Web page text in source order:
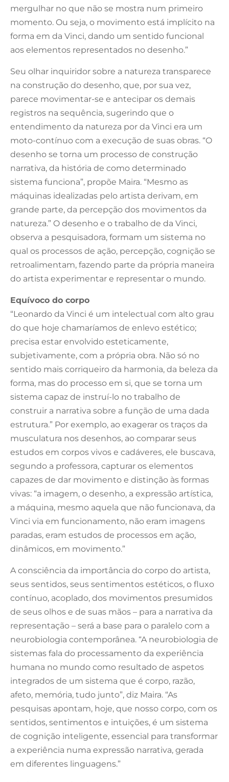
mergulhar no que não se mostra num primeiro
momento. Ou seja, o movimento está implícito na
forma em da Vinci, dando um sentido funcional
aos elementos representados no desenho.”
Seu olhar inquiridor sobre a natureza transparece
na construção do desenho, que, por sua vez,
parece movimentar-se e antecipar os demais
registros na sequência, sugerindo que o
entendimento da natureza por da Vinci era um
moto-contínuo com a execução de suas obras. “O
desenho se torna um processo de construção
narrativa, da história de como determinado
sistema funciona”, propõe Maira. “Mesmo as
máquinas idealizadas pelo artista derivam, em
grande parte, da percepção dos movimentos da
natureza.” O desenho e o trabalho de da Vinci,
observa a pesquisadora, formam um sistema no
qual os processos de ação, percepção, cognição se
retroalimentam, fazendo parte da própria maneira
do artista experimentar e representar o mundo.
Equívoco do corpo
“Leonardo da Vinci é um intelectual com alto grau
do que hoje chamaríamos de enlevo estético;
precisa estar envolvido esteticamente,
subjetivamente, com a própria obra. Não só no
sentido mais corriqueiro da harmonia, da beleza da
forma, mas do processo em si, que se torna um
sistema capaz de instruí-lo no trabalho de
construir a narrativa sobre a função de uma dada
estrutura.” Por exemplo, ao exagerar os traços da
musculatura nos desenhos, ao comparar seus
estudos em corpos vivos e cadáveres, ele buscava,
segundo a professora, capturar os elementos
capazes de dar movimento e distinção às formas
vivas: “a imagem, o desenho, a expressão artística,
a máquina, mesmo aquela que não funcionava, da
Vinci via em funcionamento, não eram imagens
paradas, eram estudos de processos em ação,
dinâmicos, em movimento.”
A consciência da importância do corpo do artista,
seus sentidos, seus sentimentos estéticos, o fluxo
contínuo, acoplado, dos movimentos presumidos
de seus olhos e de suas mãos – para a narrativa da
representação – será a base para o paralelo com a
neurobiologia contemporânea. “A neurobiologia de
sistemas fala do processamento da experiência
humana no mundo como resultado de aspetos
integrados de um sistema que é corpo, razão,
afeto, memória, tudo junto”, diz Maira. “As
pesquisas apontam, hoje, que nosso corpo, com os
sentidos, sentimentos e intuições, é um sistema
de cognição inteligente, essencial para transformar
a experiência numa expressão narrativa, gerada
em diferentes linguagens.”